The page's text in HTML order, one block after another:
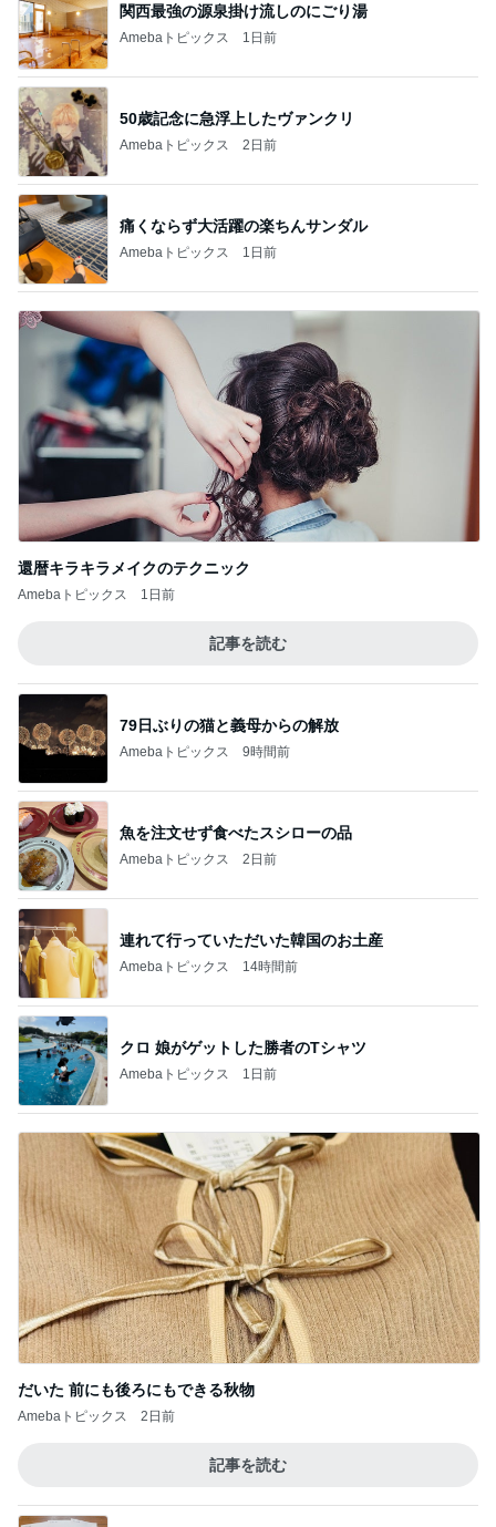
関西最強の源泉掛け流しのにごり湯
Amebaトピックス 1日前
50歳記念に急浮上したヴァンクリ
Amebaトピックス 2日前
痛くならず大活躍の楽ちんサンダル
Amebaトピックス 1日前
還暦キラキラメイクのテクニック
Amebaトピックス 1日前
記事を読む
79日ぶりの猫と義母からの解放
Amebaトピックス 9時間前
魚を注文せず食べたスシローの品
Amebaトピックス 2日前
連れて行っていただいた韓国のお土産
Amebaトピックス 14時間前
クロ 娘がゲットした勝者のTシャツ
Amebaトピックス 1日前
だいた 前にも後ろにもできる秋物
Amebaトピックス 2日前
記事を読む